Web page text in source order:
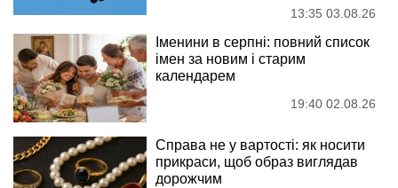
13:35 03.08.26
Іменини в серпні: повний список
імен за новим і старим
календарем
19:40 02.08.26
Справа не у вартості: як носити
прикраси, щоб образ виглядав
дорожчим